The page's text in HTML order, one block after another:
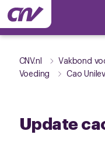
CNV.nl
Vakbond
Voeding
Cao
Update